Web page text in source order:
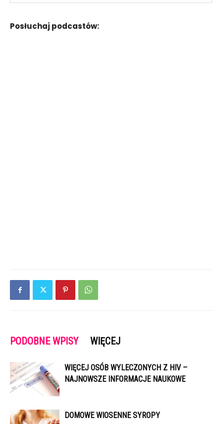
Posłuchaj podcastów:
PODOBNE WPISY WIĘCEJ
WIĘCEJ OSÓB WYLECZONYCH Z HIV –
NAJNOWSZE INFORMACJE NAUKOWE
DOMOWE WIOSENNE SYROPY